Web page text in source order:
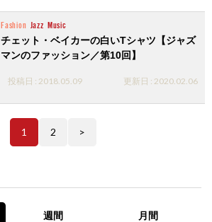
Fashion Jazz Music
チェット・ベイカーの白いTシャツ【ジャズ
マンのファッション／第10回】
投稿日 : 2018.05.09 更新日 : 2020.02.06
1 2 >
週間 月間